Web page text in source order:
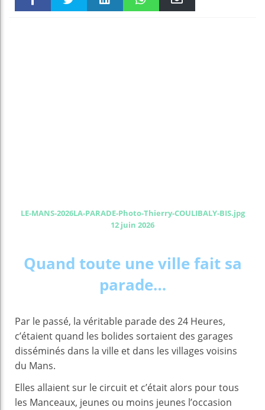
LE-MANS-2026LA-PARADE-Photo-Thierry-COULIBALY-BIS.jpg
12 juin 2026
Quand toute une ville fait sa
parade…
Par le passé, la véritable parade des 24 Heures,
c’étaient quand les bolides sortaient des garages
disséminés dans la ville et dans les villages voisins
du Mans.
Elles allaient sur le circuit et c’était alors pour tous
les Manceaux, jeunes ou moins jeunes l’occasion